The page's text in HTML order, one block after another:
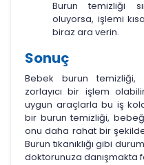
Burun temizliği
oluyorsa, işlemi
biraz ara verin.
Sonuç
Bebek burun
zorlayıcı bir işlem
uygun araçlarla bu iş
bir burun temizliği,
onu daha rahat bir
Burun tıkanıklığı gibi
doktorunuza danışmakta